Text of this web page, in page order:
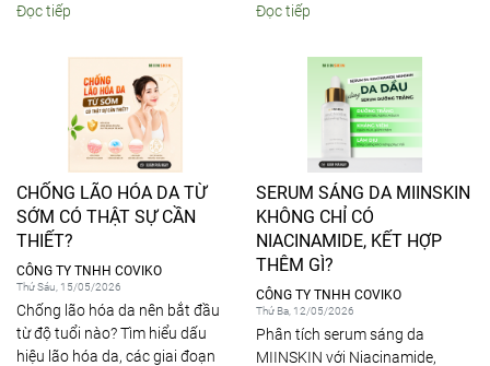
Đọc tiếp
Đọc tiếp
CHỐNG LÃO HÓA DA TỪ
SỚM CÓ THẬT SỰ CẦN
THIẾT?
CÔNG TY TNHH COVIKO
Thứ Sáu, 15/05/2026
Chống lão hóa da nên bắt đầu
từ độ tuổi nào? Tìm hiểu dấu
hiệu lão hóa da, các giai đoạn
SERUM SÁNG DA MIINSKIN
KHÔNG CHỈ CÓ
NIACINAMIDE, KẾT HỢP
THÊM GÌ?
CÔNG TY TNHH COVIKO
Thứ Ba, 12/05/2026
Phân tích serum sáng da
MIINSKIN với Niacinamide,